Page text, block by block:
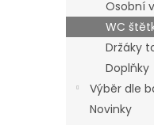
Osobní
WC
Držáky
Doplňky
Výběr dle
Novinky